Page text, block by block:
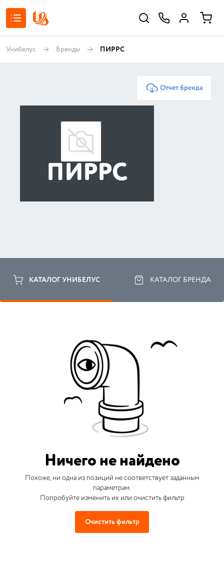
Унибелус Бренды ПИРРС
Отчет бренда
ПИРРС
КАТАЛОГ УНИБЕЛУС КАТАЛОГ БРЕНДА
Ничего не найдено
Похоже, ни одна из позиций не соответствует заданным
параметрам.
Попробуйте изменить их или очистить фильтр
Очистить фильтр